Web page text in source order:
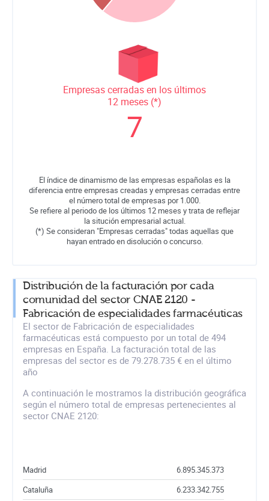
Empresas cerradas en los últimos
12 meses (*)
7
El índice de dinamismo de las empresas españolas es la
diferencia entre empresas creadas y empresas cerradas entre
el número total de empresas por 1.000.
Se refiere al periodo de los últimos 12 meses y trata de reflejar
la situción empresarial actual.
(*) Se consideran "Empresas cerradas" todas aquellas que
hayan entrado en disolución o concurso.
Distribución de la facturación por cada
comunidad del sector CNAE 2120 -
Fabricación de especialidades farmacéuticas
El sector de Fabricación de especialidades
farmacéuticas está compuesto por un total de 494
empresas en España. La facturación total de las
empresas del sector es de 79.278.735 € en el último
año
A continuación le mostramos la distribución geográfica
según el número total de empresas pertenecientes al
sector CNAE 2120:
Madrid
6.895.345.373
Cataluña
6.233.342.755